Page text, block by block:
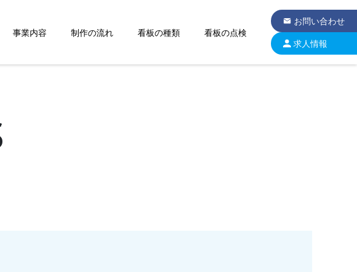
事業内容 制作の流れ 看板の種類 看板の点検
お問い合わせ
求人情報